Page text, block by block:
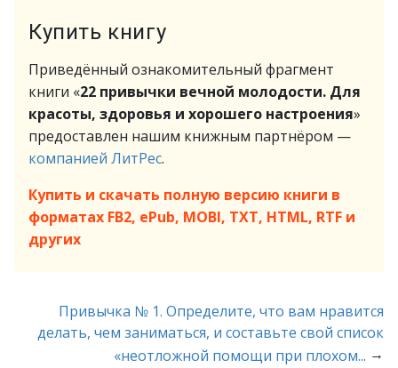
Купить книгу
Приведённый ознакомительный фрагмент
книги «22 привычки вечной молодости. Для
красоты, здоровья и хорошего настроения»
предоставлен нашим книжным партнёром —
компанией ЛитРес.
Купить и скачать полную версию книги в
форматах FB2, ePub, MOBI, TXT, HTML, RTF и
других
Привычка № 1. Определите, что вам нравится
делать, чем заниматься, и составьте свой список
«неотложной помощи при плохом... →